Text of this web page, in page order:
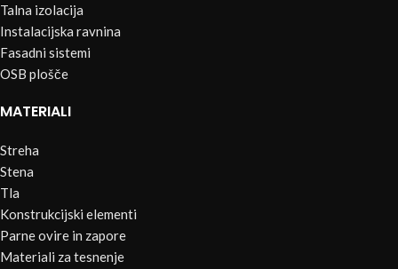
Talna izolacija
Instalacijska ravnina
Fasadni sistemi
OSB plošče
MATERIALI
Streha
Stena
Tla
Konstrukcijski elementi
Parne ovire in zapore
Materiali za tesnenje